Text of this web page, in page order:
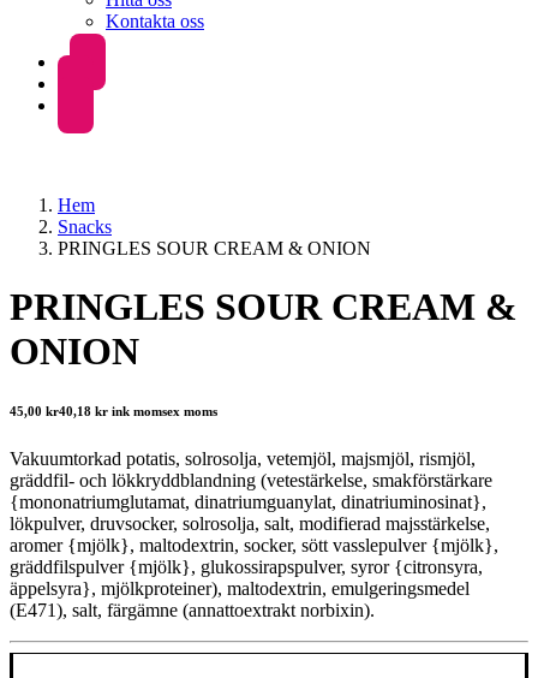
Kontakta oss
Hem
Snacks
PRINGLES SOUR CREAM & ONION
PRINGLES SOUR CREAM &
ONION
45,00 kr40,18 kr ink momsex moms
Vakuumtorkad potatis, solrosolja, vetemjöl, majsmjöl, rismjöl,
gräddfil- och lökkryddblandning (vetestärkelse, smakförstärkare
{mononatriumglutamat, dinatriumguanylat, dinatriuminosinat},
lökpulver, druvsocker, solrosolja, salt, modifierad majsstärkelse,
aromer {mjölk}, maltodextrin, socker, sött vasslepulver {mjölk},
gräddfilspulver {mjölk}, glukossirapspulver, syror {citronsyra,
äppelsyra}, mjölkproteiner), maltodextrin, emulgeringsmedel
(E471), salt, färgämne (annattoextrakt norbixin).